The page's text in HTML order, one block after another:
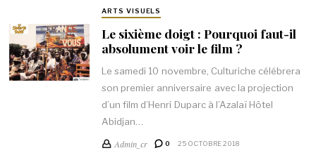
ARTS VISUELS
Le sixième doigt : Pourquoi faut-il
absolument voir le film ?
Le samedi 10 novembre, Culturiche célébrera
son premier anniversaire avec la projection
d’un film d’Henri Duparc à l’Azalaï Hôtel
Abidjan…
Admin_cr 0 25 OCTOBRE 2018